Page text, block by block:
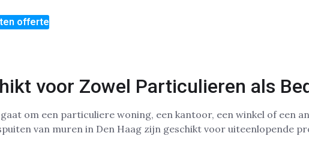
offerte
voor Zowel Particulieren als
om een particuliere woning, een kantoor, een winkel of een
van muren in Den Haag zijn geschikt voor uiteenlopende